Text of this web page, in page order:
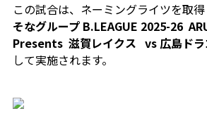
この試合は、ネーミングライツを取得
そなグループ B.LEAGUE 2025-26
Presents 滋賀レイクス vs 広島ドラ
して実施されます。